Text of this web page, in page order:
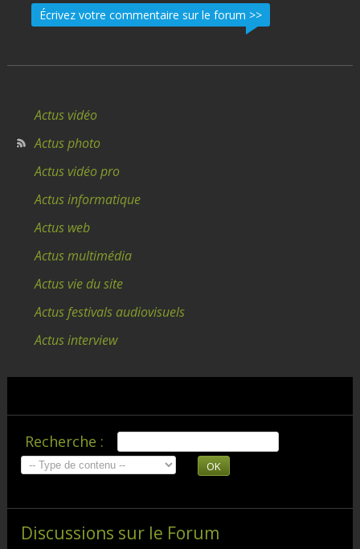
Écrivez votre commentaire sur le forum >>
Actus vidéo
Actus photo
Actus vidéo pro
Actus informatique
Actus web
Actus multimédia
Actus vie du site
Actus festivals audiovisuels
Actus interview
Recherche :
OK
Discussions sur le Forum